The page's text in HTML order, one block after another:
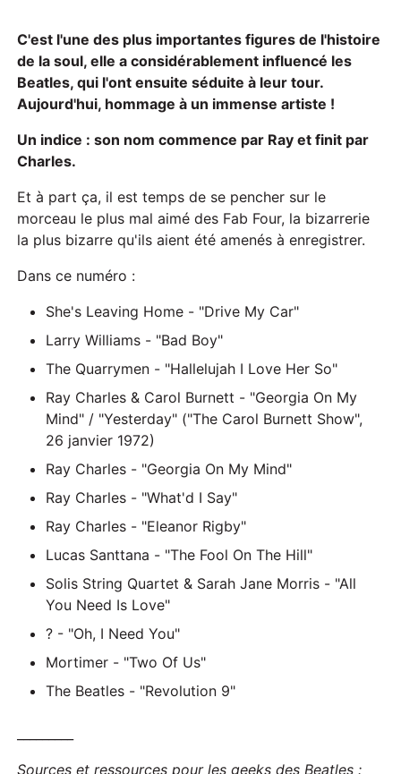
C'est l'une des plus importantes figures de l'histoire
de la soul, elle a considérablement influencé les
Beatles, qui l'ont ensuite séduite à leur tour.
Aujourd'hui, hommage à un immense artiste !
Un indice : son nom commence par Ray et finit par
Charles.
Et à part ça, il est temps de se pencher sur le
morceau le plus mal aimé des Fab Four, la bizarrerie
la plus bizarre qu'ils aient été amenés à enregistrer.
Dans ce numéro :
She's Leaving Home - "Drive My Car"
Larry Williams - "Bad Boy"
The Quarrymen - "Hallelujah I Love Her So"
Ray Charles & Carol Burnett - "Georgia On My
Mind" / "Yesterday" ("The Carol Burnett Show",
26 janvier 1972)
Ray Charles - "Georgia On My Mind"
Ray Charles - "What'd I Say"
Ray Charles - "Eleanor Rigby"
Lucas Santtana - "The Fool On The Hill"
Solis String Quartet & Sarah Jane Morris - "All
You Need Is Love"
? - "Oh, I Need You"
Mortimer - "Two Of Us"
The Beatles - "Revolution 9"
Sources et ressources pour les geeks des Beatles :